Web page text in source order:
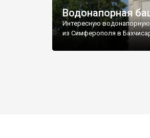
Водонапорная
Интересную
из Симферополя в